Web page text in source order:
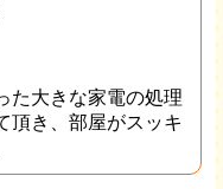
た大きな家電の処理
頂き、部屋がスッキ